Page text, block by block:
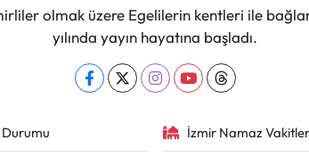
olmak üzere Egelilerin kentleri ile
yılında yayın hayatına başladı.
İzmir Namaz